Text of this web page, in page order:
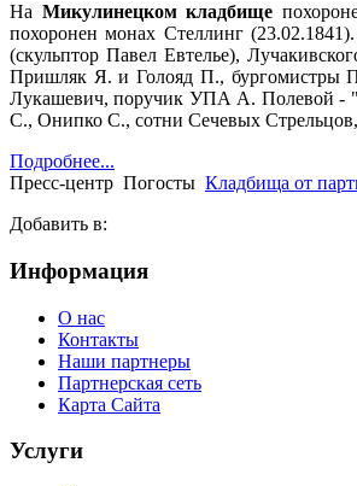
На Микулинецком кладбище
похоронен монах Стеллинг
(скульптор Павел Евтелье),
Пришляк Я. и Голояд П., бургомистры
Лукашевич, поручик УПА А. Полевой -
С., Онипко С., сотни Сечевых
Подробнее...
Пресс-центр Погосты Кладбища от
Добавить в:
Информация
О нас
Контакты
Наши партнеры
Партнерская сеть
Карта Сайта
Услуги